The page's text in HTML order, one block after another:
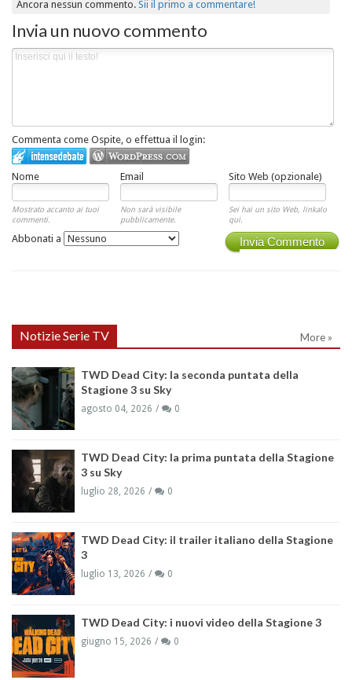
Ancora nessun commento.Sii il primo a commentare!
Invia un nuovo commento
Commenta come Ospite, o effettua il login:
Nome Email Sito Web (opzionale)
Mostrato accanto ai tuoi
commenti.
Non sarà visibile
pubblicamente.
Sei hai un sito Web, linkalo
qui.
Invia Commento
Abbonati a
Notizie Serie TV More »
TWD Dead City: la seconda puntata della
Stagione 3 su Sky
agosto 04, 2026 0
TWD Dead City: la prima puntata della Stagione
3 su Sky
luglio 28, 2026 0
TWD Dead City: il trailer italiano della Stagione
3
luglio 13, 2026 0
TWD Dead City: i nuovi video della Stagione 3
giugno 15, 2026 0